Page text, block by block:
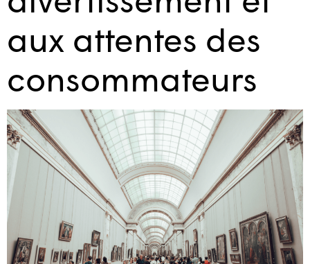
aux attentes des
consommateurs